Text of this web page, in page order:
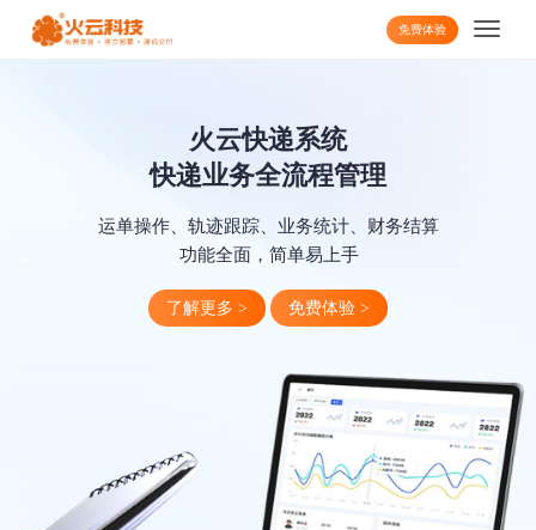
免费体验
火云快递系统
快递业务全流程管理
运单操作、轨迹跟踪、业务统计、财务结算
功能全面，简单易上手
了解更多 > 免费体验 >